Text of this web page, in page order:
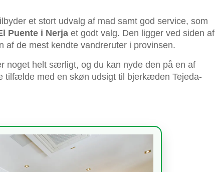
et stort udvalg af mad samt god service, som
Puente i Nerja et godt valg. Den ligger ved siden af
de mest kendte vandreruter i provinsen.
noget helt særligt, og du kan nyde den på en af
tilfælde med en skøn udsigt til bjerkæden Tejeda-